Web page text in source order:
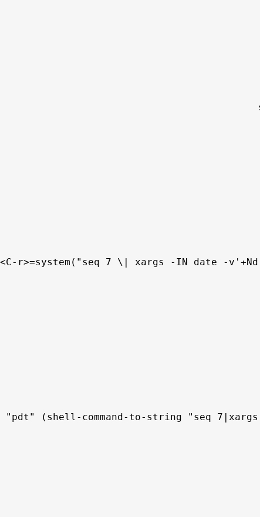
r>=system("seq 7 \| xargs -IN date -